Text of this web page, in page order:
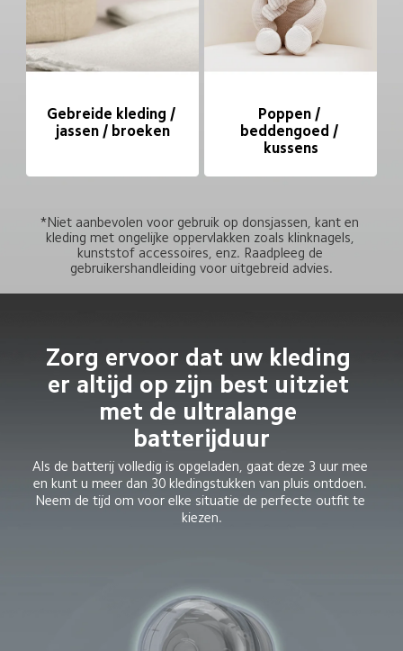
Gebreide kleding /
jassen / broeken
Poppen /
beddengoed /
kussens
*Niet aanbevolen voor gebruik op donsjassen, kant en
kleding met ongelijke oppervlakken zoals klinknagels,
kunststof accessoires, enz. Raadpleeg de
gebruikershandleiding voor uitgebreid advies.
Zorg ervoor dat uw kleding
er altijd op zijn best uitziet
met de ultralange
batterijduur
Als de batterij volledig is opgeladen, gaat deze 3 uur mee
en kunt u meer dan 30 kledingstukken van pluis ontdoen.
Neem de tijd om voor elke situatie de perfecte outfit te
kiezen.